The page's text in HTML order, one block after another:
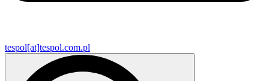
tespol[at]tespol.com.pl
Search